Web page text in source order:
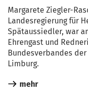
Mar­ga­re­te Zieg­ler-
Lan­des­re­gie­rung für
Spät­aus­sied­ler, war
Ehren­gast und
Bun­des­ver­ban­des
Limburg.
mehr